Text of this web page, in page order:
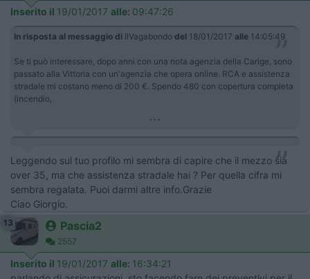
Inserito il 19/01/2017 alle: 09:47:26
In risposta al messaggio di IlVagabondo del 18/01/2017 alle 14:05:49
Se ti può interessare, dopo anni con una nota agenzia della Carige, sono
passato alla Vittoria con un'agenzia che opera online. RCA e assistenza
stradale mi costano meno di 200 €. Spendo 480 con copertura completa
(incendio,
...
Leggendo sul tuo profilo mi sembra di capire che il mezzo sia
over 35, ma che assistenza stradale hai ? Per quella cifra mi
sembra regalata. Puoi darmi altre info.Grazie
Ciao Giorgio.
13 Pascia2
2557
Inserito il 19/01/2017 alle: 16:34:21